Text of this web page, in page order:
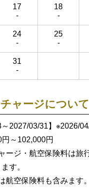
17
-
18
-
24
-
25
-
31
-
ャージについて
～2027/03/31】※2026/
～102,000円
ージ・航空保険料は旅
す。
航空保険料も含みます。